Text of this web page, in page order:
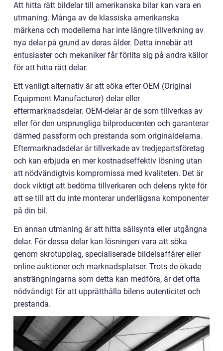
Att hitta rätt bildelar till amerikanska bilar kan vara en
utmaning. Många av de klassiska amerikanska
märkena och modellerna har inte längre tillverkning av
nya delar på grund av deras ålder. Detta innebär att
entusiaster och mekaniker får förlita sig på andra källor
för att hitta rätt delar.
Ett vanligt alternativ är att söka efter OEM (Original
Equipment Manufacturer) delar eller
eftermarknadsdelar. OEM-delar är de som tillverkas av
eller för den ursprungliga bilproducenten och garanterar
därmed passform och prestanda som originaldelarna.
Eftermarknadsdelar är tillverkade av tredjepartsföretag
och kan erbjuda en mer kostnadseffektiv lösning utan
att nödvändigtvis kompromissa med kvaliteten. Det är
dock viktigt att bedöma tillverkaren och delens rykte för
att se till att du inte monterar underlägsna komponenter
på din bil.
En annan utmaning är att hitta sällsynta eller utgångna
delar. För dessa delar kan lösningen vara att söka
genom skrotupplag, specialiserade bildelsaffärer eller
online auktioner och marknadsplatser. Trots de ökade
ansträngningarna som detta kan medföra, är det ofta
nödvändigt för att upprätthålla bilens autenticitet och
prestanda.